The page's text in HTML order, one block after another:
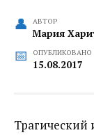
АВТОР
Мария
ОПУБЛИКОВАНО
15.08.2017